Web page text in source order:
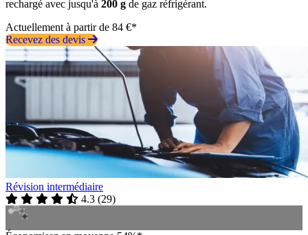
rechargé avec jusqu'à 200 g de gaz réfrigérant.
Actuellement à partir de 84 €*
Recevez des devis
Révision intermédiaire
4.3 (29)